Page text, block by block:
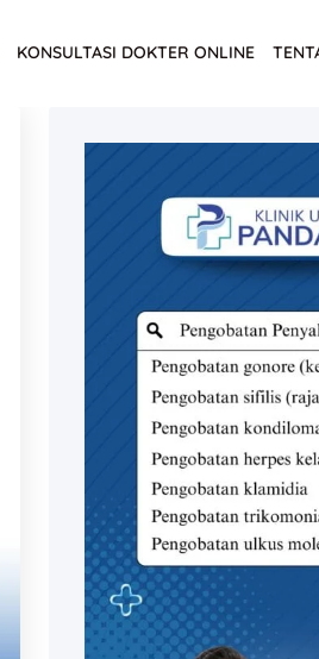
KONSULTASI DOKTER ONLINE